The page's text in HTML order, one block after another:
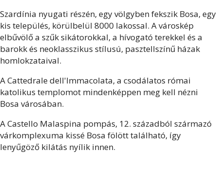
Szardínia nyugati részén, egy völgyben fekszik Bosa, egy
kis település, körülbelül 8000 lakossal. A városkép
elbűvölő a szűk sikátorokkal, a hívogató terekkel és a
barokk és neoklasszikus stílusú, pasztellszínű házak
homlokzataival.
A Cattedrale dell'Immacolata, a csodálatos római
katolikus templomot mindenképpen meg kell nézni
Bosa városában.
A Castello Malaspina pompás, 12. századból származó
várkomplexuma kissé Bosa fölött található, így
lenyűgöző kilátás nyílik innen.